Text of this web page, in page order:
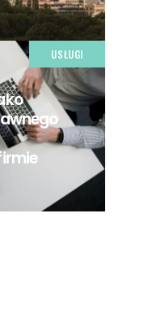
USŁUGI